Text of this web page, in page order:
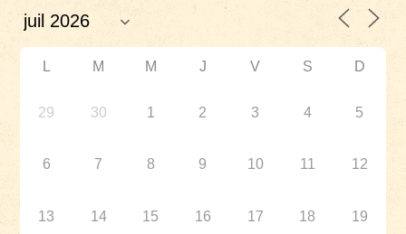
L M M J V S D
29 30 1 2 3 4 5
6 7 8 9 10 11 12
13 14 15 16 17 18 19